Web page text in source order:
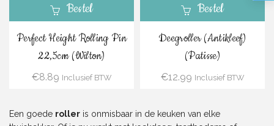
Bestel
Perfect Height Rolling Pin
22,5cm (Wilton)
€8.89 Inclusief BTW
Bestel
Deegroller (Antikleef)
(Patisse)
€12.99 Inclusief BTW
Een goede roller is onmisbaar in de keuken van elke